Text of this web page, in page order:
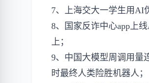
7、上海交大一学生用AI
8、国家反诈中心app上
上；
9、中国大模型周调用量
时最终人类险胜机器人；